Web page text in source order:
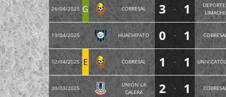
26/04/2025 G COBRESAL 3 - 1
LIMACHE
19/04/2025 HUACHIPATO 0 - 1
12/04/2025 E COBRESAL 1 - 1
30/03/2025
UNIÓN LA
CALERA
2 - 1